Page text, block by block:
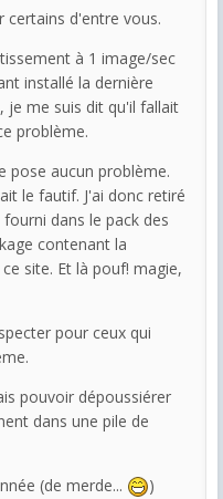
certains d'entre vous.
à 1 image/sec
installé la dernière
je me suis dit qu'il fallait
problème.
pose aucun problème.
le fautif. J'ai donc retiré
dans le pack des
contenant la
site. Et là pouf! magie,
pour ceux qui
pouvoir dépoussiérer
dans une pile de
(de merde...
)